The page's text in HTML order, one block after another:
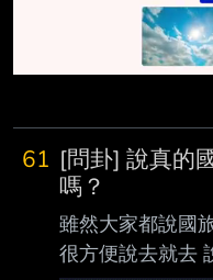
61 [問卦] 說真的
嗎？
雖然大家都說國
很方便說去就去